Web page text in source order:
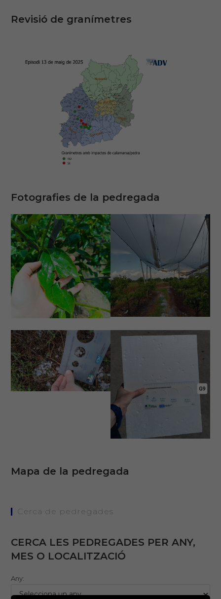
Revisió de granímetres
Fotografies de la pedregada
Mapa de la pedregada
Cerca de pedregades
CERCA LES PEDREGADES PER ANY,
MES O LOCALITZACIÓ
Any: